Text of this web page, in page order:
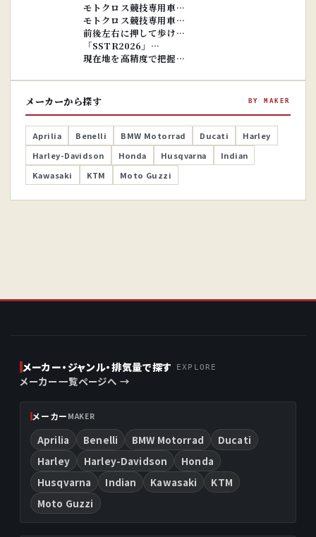
モトクロス競技専用車…
モトクロス競技専用車…
前後左右に押して歩け…
「SSTR2026」…
現在地を高精度で把握…
メーカーから探す BY MAKER
Aprilia Benelli BMW Motorrad Ducati
Harley
Harley-Davidson
Honda Husqvarna
Indian
Kawasaki
KTM Moto Guzzi
メーカー・ジャンル・排気量で探す EXPLORE
メーカー一覧ページへ →
メーカー MAKER
Aprilia Benelli BMW Motorrad
Ducati
Harley
Harley-Davidson
Honda
Husqvarna
Indian Kawasaki
KTM
Moto Guzzi